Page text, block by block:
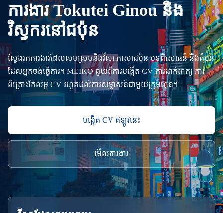
ការងារ Tokutei Ginou និង
វិស្វករនៅជប៉ុន
ស្វែងរកការងារដែលសមស្របនឹងវីសា ភាសាជប៉ុន បទពិសោធន៍ និងតំបន់
ដែលអ្នកចង់ធ្វើការ។ MEIKO ជួយពីការបង្កើត CV ការដាក់ពាក្យ ការ
ពិគ្រោះកែលម្អ CV រហូតដល់ការសម្ភាសន៍ជាមួយក្រុមហ៊ុន។
បង្កើត CV ឥឡូវនេះ
មើលការងារ